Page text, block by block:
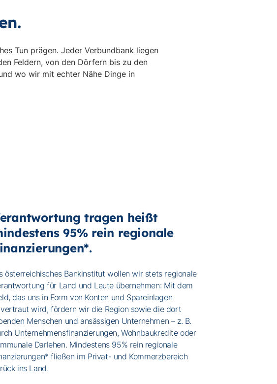
Tun prägen. Jeder Verbundbank liegen
Feldern, von den Dörfern bis zu den
wo wir mit echter Nähe Dinge in
tragen heißt
95% rein regionale
österreichisches Bankinstitut wollen wir stets regionale
für Land und Leute übernehmen: Mit dem
das uns in Form von Konten und Spareinlagen
wird, fördern wir die Region sowie die dort
Menschen und ansässigen Unternehmen – z. B.
Unternehmensfinanzierungen, Wohnbaukredite oder
Darlehen. Mindestens 95% rein regionale
fließen im Privat- und Kommerzbereich
ins Land.